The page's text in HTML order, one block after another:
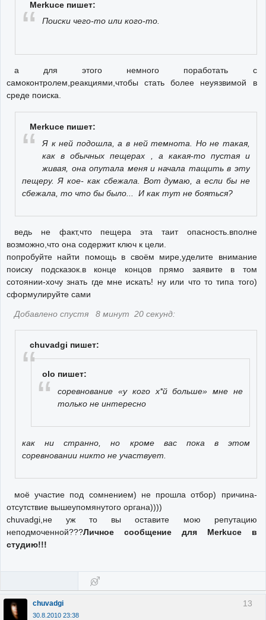
Merkuce пишет:
Поиски чего-то или кого-то.
а для этого немного поработать с
самоконтролем,реакциями,чтобы стать более неуязвимой в
среде поиска.
Merkuce пишет:
Я к ней подошла, а в ней темнота. Но не такая,
как в обычных пещерах , а какая-то пустая и
живая, она опутала меня и начала тащить в эту
пещеру. Я кое- как сбежала. Вот думаю, а если бы не
сбежала, то что бы было... И как тут не бояться?
ведь не факт,что пещера эта таит опасность.вполне
возможно,что она содержит ключ к цели.
попробуйте найти помощь в своём мире,уделите внимание
поиску подсказок.в конце концов прямо заявите в том
сотоянии-хочу знать где мне искать! ну или что то типа того)
сформулируйте сами
Добавлено спустя 8 минут 20 секунд:
chuvadgi пишет:
olo пишет:
соревнование «у кого х*й больше» мне не
только не интересно
как ни странно, но кроме вас пока в этом
соревновании никто не участвует.
моё участие под сомнением) не прошла отбор) причина-
отсутствие вышеупомянутого органа))))
chuvadgi,не уж то вы оставите мою репутацию
неподмоченной???Личное сообщение для Merkuce в
студию!!!
13
chuvadgi
30.8.2010 23:38